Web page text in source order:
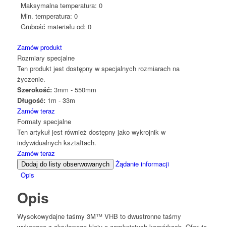
Maksymalna temperatura: 0
Min. temperatura: 0
Grubość materiału od: 0
Zamów produkt
Rozmiary specjalne
Ten produkt jest dostępny w specjalnych rozmiarach na
życzenie.
Szerokość:3mm - 550mm
Długość:1m - 33m
Zamów teraz
Formaty specjalne
Ten artykuł jest również dostępny jako wykrojnik w
indywidualnych kształtach.
Zamów teraz
Dodaj do listy obserwowanych
Żądanie informacji
Opis
Opis
Wysokowydajne taśmy 3M™ VHB to dwustronne taśmy